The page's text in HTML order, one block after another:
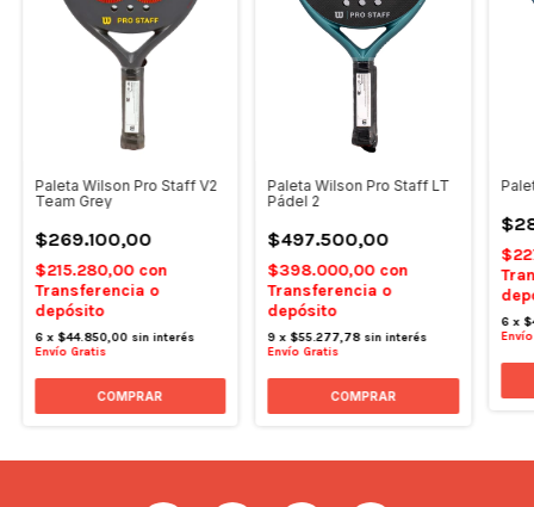
Paleta Wilson Pro Staff V2
Team Grey
$269.100,00
$215.280,00 con
Transferencia o
depósito
6 x $44.850,00 sin interés
Envío Gratis
Paleta Wilson Pro Staff LT
Pádel 2
$497.500,00
$398.000,00 con
Transferencia o
depósito
9 x$55.277,78 sin interés
Envío Gratis
6 x